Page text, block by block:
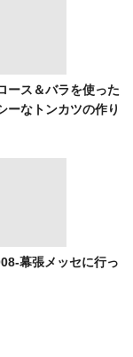
ース＆バラを使った
ーなトンカツの作り
幕張メッセに行っ